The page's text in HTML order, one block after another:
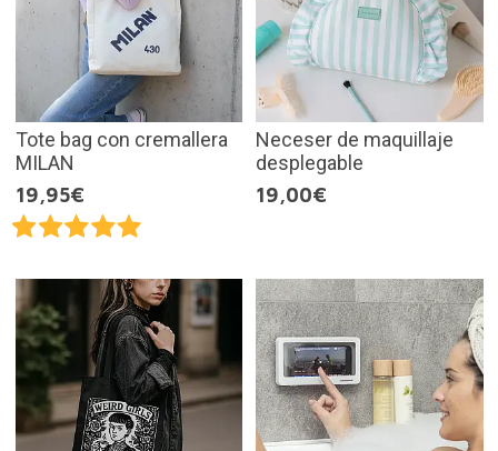
Tote bag con cremallera
MILAN
19,95€
Neceser de maquillaje
desplegable
19,00€